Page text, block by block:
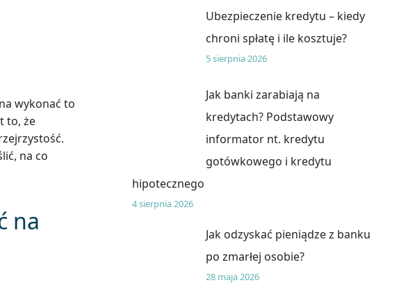
wykonać to
to, że
na co
na
Ubezpieczenie kredytu – kiedy
chroni spłatę i ile kosztuje?
5 sierpnia 2026
Jak banki zarabiają na
kredytach? Podstawowy
informator nt. kredytu
gotówkowego i kredytu
hipotecznego
4 sierpnia 2026
Jak odzyskać pieniądze z banku
po zmarłej osobie?
28 maja 2026